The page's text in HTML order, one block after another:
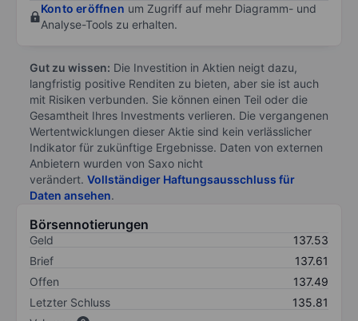
Konto eröffnen um Zugriff auf mehr Diagramm- und
Analyse-Tools zu erhalten.
Gut zu wissen: Die Investition in Aktien neigt dazu,
langfristig positive Renditen zu bieten, aber sie ist auch
mit Risiken verbunden. Sie können einen Teil oder die
Gesamtheit Ihres Investments verlieren. Die vergangenen
Wertentwicklungen dieser Aktie sind kein verlässlicher
Indikator für zukünftige Ergebnisse. Daten von externen
Anbietern wurden von Saxo nicht
verändert. Vollständiger Haftungsausschluss für
Daten ansehen.
Börsennotierungen
Geld
137.53
Brief
137.61
Offen
137.49
Letzter Schluss
135.81